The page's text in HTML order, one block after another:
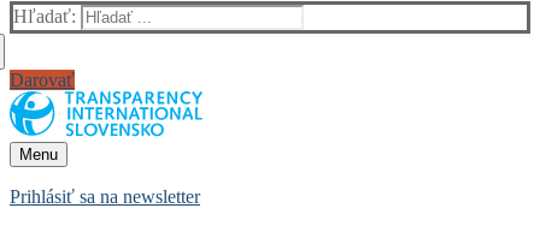
Hľadať:
Darovať
Menu
Prihlásiť sa na newsletter